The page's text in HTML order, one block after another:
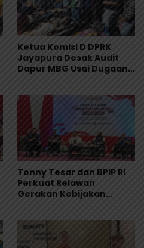
Ketua Komisi D DPRK
Jayapura Desak Audit
Dapur MBG Usai Dugaan
Tonny Tesar dan BPIP RI
Perkuat Relawan
Gerakan Kebijakan